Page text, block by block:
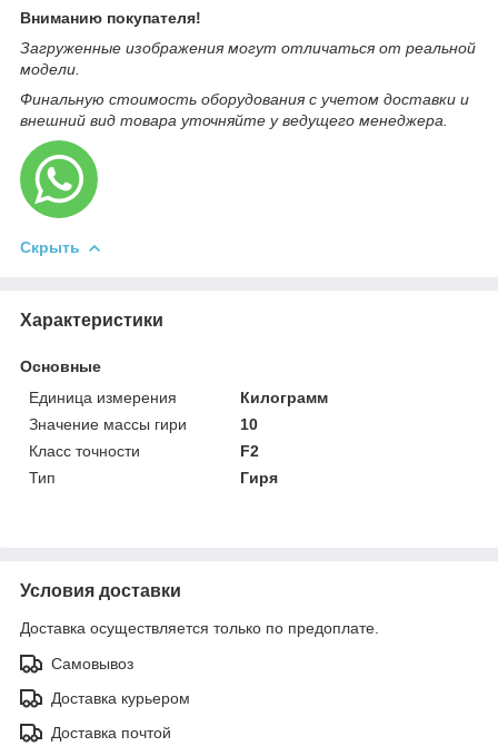
Вниманию покупателя!
Загруженные изображения могут отличаться от реальной
модели.
Финальную стоимость оборудования с учетом доставки и
внешний вид товара уточняйте у ведущего менеджера.
Скрыть
Характеристики
Основные
Единица измерения
Килограмм
Значение массы гири
10
Класс точности
F2
Тип
Гиря
Условия доставки
Доставка осуществляется только по предоплате.
Самовывоз
Доставка курьером
Доставка почтой